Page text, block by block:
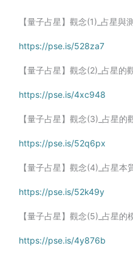
【量子占星】觀念(1)_占星與
https://pse.is/528za7
【量子占星】觀念(2)_占星的
https://pse.is/4xc948
【量子占星】觀念(3)_占星的
https://pse.is/52q6px
【量子占星】觀念(4)_占星本
https://pse.is/52k49y
【量子占星】觀念(5)_占星的
https://pse.is/4y876b